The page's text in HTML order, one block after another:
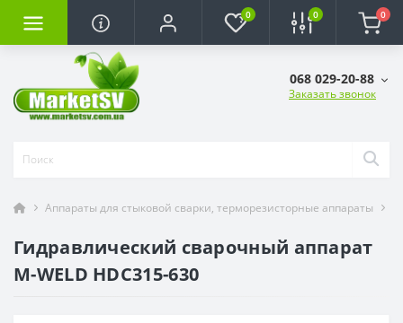
0 0 0
068 029-20-88
Заказать звонок
Аппараты для стыковой сварки, терморезисторные аппараты
Гидравлический сварочный аппарат
M-WELD HDC315-630